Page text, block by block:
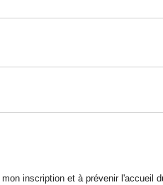
inscription et à prévenir l'accueil